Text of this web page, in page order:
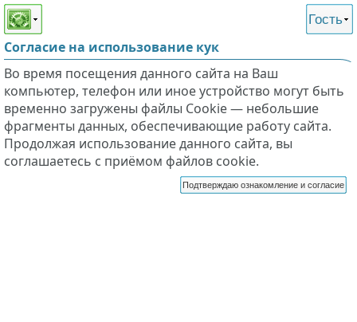
Этот сайт поддерживает
слабовидящих
Гость
Согласие на использование кук
Во время посещения данного сайта на Ваш
компьютер, телефон или иное устройство могут быть
временно загружены файлы Cookie — небольшие
фрагменты данных, обеспечивающие работу сайта.
Продолжая использование данного сайта, вы
соглашаетесь с приёмом файлов cookie.
Подтверждаю ознакомление и согласие